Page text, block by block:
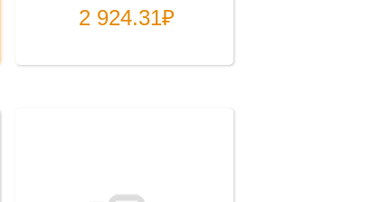
2 924.31₽